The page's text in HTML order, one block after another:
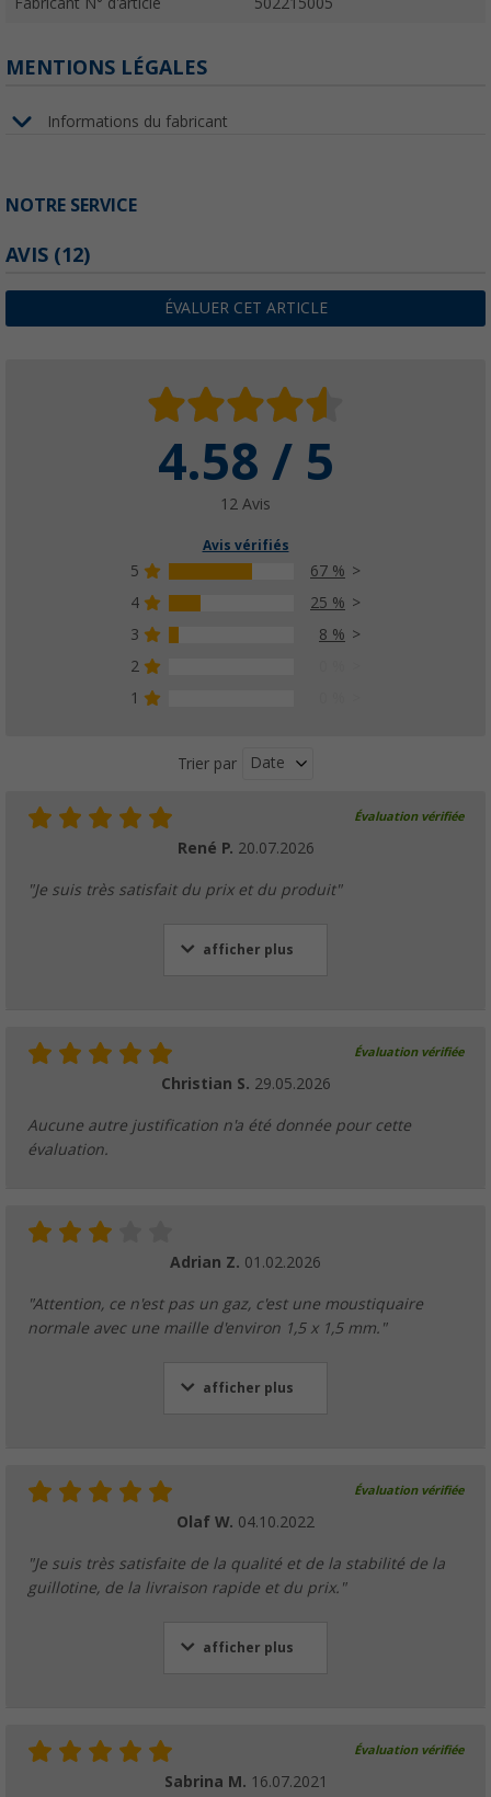
Fabricant N° d'article 502215005
MENTIONS LÉGALES
Informations du fabricant
NOTRE SERVICE
AVIS (12)
ÉVALUER CET ARTICLE
4.58 / 5
12 Avis
Avis vérifiés
5
67 %
4
25 %
3
8 %
2
1
Trier par Date
Évaluation vérifiée
René P. 20.07.2026
"Je suis très satisfait du prix et du produit"
afficher plus
Évaluation vérifiée
Christian S. 29.05.2026
Aucune autre justification n'a été donnée pour cette
évaluation.
Adrian Z. 01.02.2026
"Attention, ce n'est pas un gaz, c'est une moustiquaire
normale avec une maille d'environ 1,5 x 1,5 mm."
afficher plus
Évaluation vérifiée
Olaf W. 04.10.2022
"Je suis très satisfaite de la qualité et de la stabilité de la
guillotine, de la livraison rapide et du prix."
afficher plus
Évaluation vérifiée
Sabrina M. 16.07.2021